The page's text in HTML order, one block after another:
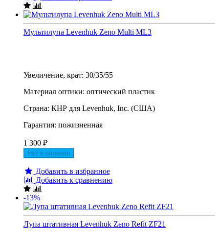
Мультилупа Levenhuk Zeno Multi ML3
Увеличение, крат: 30/35/55
Материал оптики: оптический пластик
Страна: КНР для Levenhuk, Inc. (США)
Гарантия: пожизненная
1 300 ₽
Нет в наличии
Добавить в избранное
Добавить к сравнению
-13%
Лупа штативная Levenhuk Zeno Refit ZF21